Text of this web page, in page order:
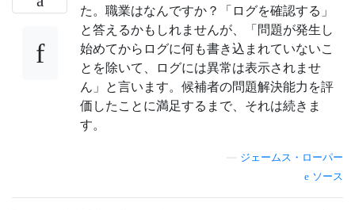
た。職業はなんですか？「ログを確認する」
と答えるかもしれませんが、「問題が発生し
始めてからログに何も書き込まれていないこ
とを除いて、ログには異常は表示されませ
ん」と言います。候補者の問題解決能力を評
価したことに満足するまで、それは続きま
す。
ジェームス・ローパー
ソース